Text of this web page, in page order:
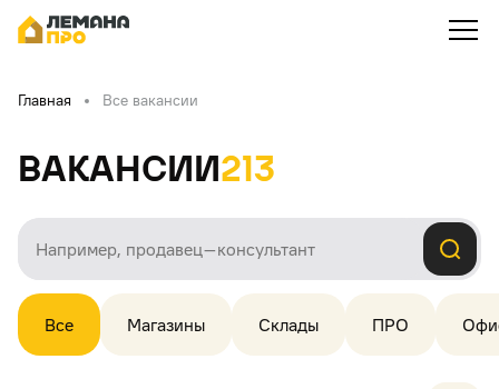
Главная Все вакансии
Вакансии213
Все Магазины Склады ПРО